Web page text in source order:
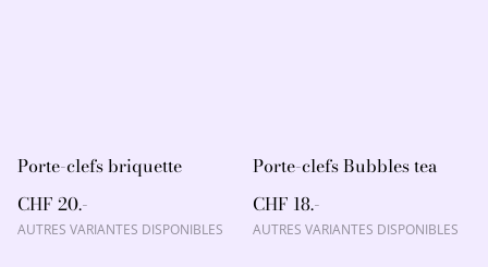
Porte-clefs briquette
CHF 20.-
AUTRES VARIANTES DISPONIBLES
Porte-clefs Bubbles tea
CHF 18.-
AUTRES VARIANTES DISPONIBLES